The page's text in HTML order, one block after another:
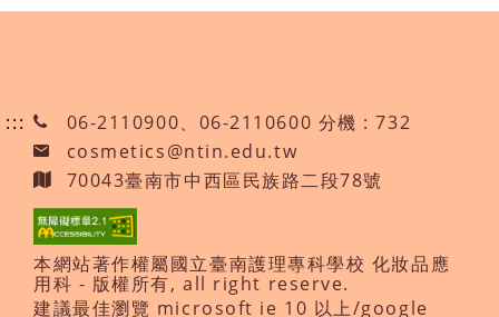
:::
06-2110900、06-2110600 分機 : 732
cosmetics@ntin.edu.tw
70043臺南市中西區民族路二段78號
本網站著作權屬國立臺南護理專科學校 化妝品應
用科 - 版權所有, all right reserve.
建議最佳瀏覽 microsoft ie 10 以上/google